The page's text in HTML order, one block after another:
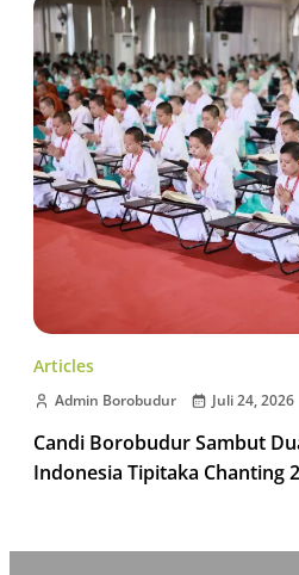
Articles
Admin Borobudur Juli 24, 2026
Candi Borobudur Sambut
Indonesia Tipitaka Chanting